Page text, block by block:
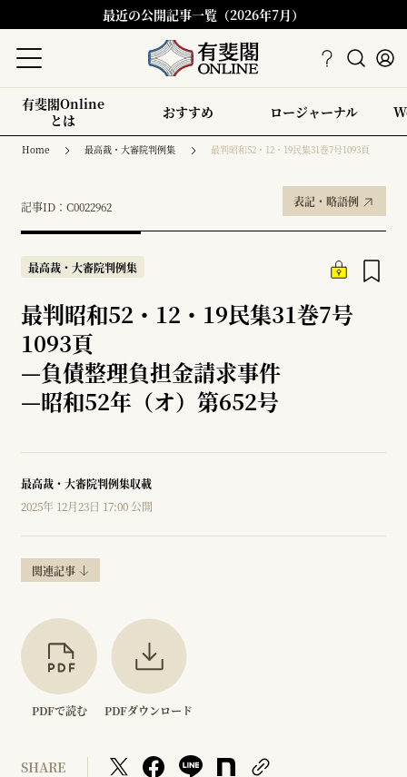
最近の公開記事一覧（2026年7月）
有斐閣Online
とは
おすすめ ロージャーナル
Home 最高裁・大審院判例集 最判昭和52・12・19民集31巻7号1093頁
記事ID：C0022962 表記・略語例
最高裁・大審院判例集
最判昭和52・12・19民集31巻7号
1093頁
—負債整理負担金請求事件
—昭和52年（オ）第652号
最高裁・大審院判例集収載
2025年 12月23日 17:00 公開
関連記事
PDFで読む PDFダウンロード
SHARE